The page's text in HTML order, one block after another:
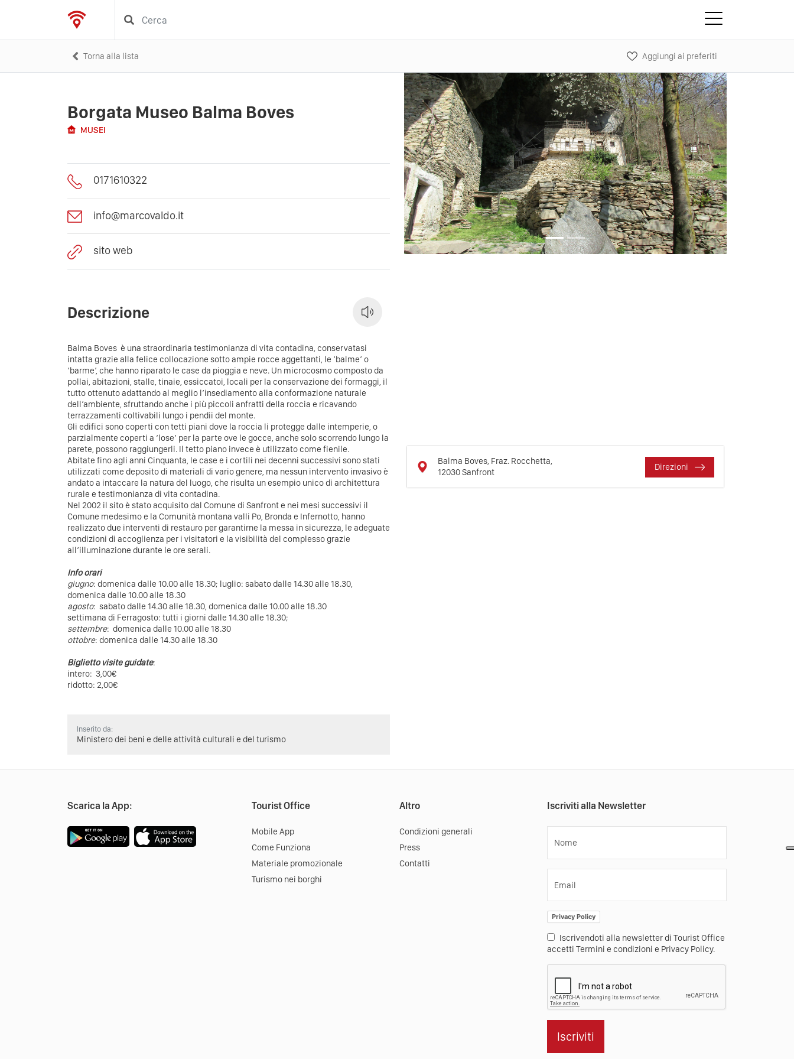
Torna alla lista Aggiungi ai preferiti
Borgata Museo Balma Boves
MUSEI
0171610322
info@marcovaldo.it
sito web
Descrizione
Balma Boves è una straordinaria testimonianza di vita contadina, conservatasi
intatta grazie alla felice collocazione sotto ampie rocce aggettanti, le ‘balme’ o
‘barme’, che hanno riparato le case da pioggia e neve. Un microcosmo composto da
pollai, abitazioni, stalle, tinaie, essiccatoi, locali per la conservazione dei formaggi, il
tutto ottenuto adattando al meglio l’insediamento alla conformazione naturale
dell’ambiente, sfruttando anche i più piccoli anfratti della roccia e ricavando
terrazzamenti coltivabili lungo i pendii del monte.
Gli edifici sono coperti con tetti piani dove la roccia li protegge dalle intemperie, o
parzialmente coperti a ‘lose’ per la parte ove le gocce, anche solo scorrendo lungo la
parete, possono raggiungerli. Il tetto piano invece è utilizzato come fienile.
Abitate fino agli anni Cinquanta, le case e i cortili nei decenni successivi sono stati
utilizzati come deposito di materiali di vario genere, ma nessun intervento invasivo è
andato a intaccare la natura del luogo, che risulta un esempio unico di architettura
rurale e testimonianza di vita contadina.
Nel 2002 il sito è stato acquisito dal Comune di Sanfront e nei mesi successivi il
Comune medesimo e la Comunità montana valli Po, Bronda e Infernotto, hanno
realizzato due interventi di restauro per garantirne la messa in sicurezza, le adeguate
condizioni di accoglienza per i visitatori e la visibilità del complesso grazie
all’illuminazione durante le ore serali.
Info orari
giugno: domenica dalle 10.00 alle 18.30; luglio: sabato dalle 14.30 alle 18.30,
domenica dalle 10.00 alle 18.30
agosto: sabato dalle 14.30 alle 18.30, domenica dalle 10.00 alle 18.30
settimana di Ferragosto: tutti i giorni dalle 14.30 alle 18.30;
settembre: domenica dalle 10.00 alle 18.30
ottobre: domenica dalle 14.30 alle 18.30
Biglietto visite guidate:
intero: 3,00€
ridotto: 2,00€
Inserito da:
Ministero dei beni e delle attività culturali e del turismo
Previous Next
Balma Boves, Fraz. Rocchetta,
12030Sanfront
Direzioni
Scarica la App: Tourist Office
Mobile App
Come Funziona
Materiale promozionale
Turismo nei borghi
Altro
Condizioni generali
Press
Contatti
Iscriviti alla Newsletter
Nome
Email
Privacy Policy
Iscrivendoti alla newsletter di Tourist Office
accetti Termini e condizioni e Privacy Policy.
Iscriviti